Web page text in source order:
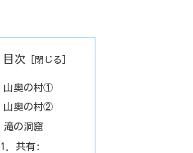
目次
山奥の村①
山奥の村②
滝の洞窟
共有: